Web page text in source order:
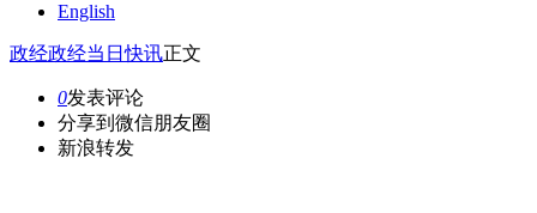
English
政经政经当日快讯正文
0发表评论
分享到微信朋友圈
新浪转发